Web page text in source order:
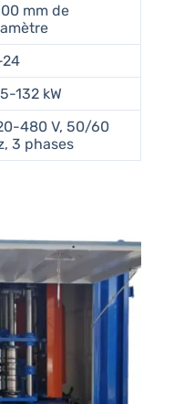
mm de
132 kW
480 V, 50/60
3 phases